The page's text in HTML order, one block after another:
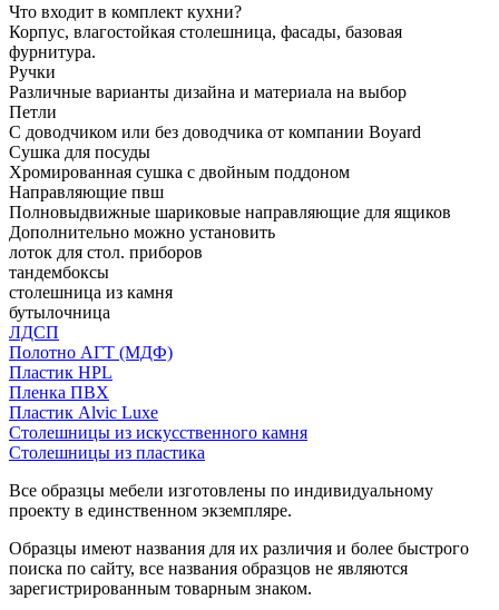
Что входит в комплект кухни?
Корпус, влагостойкая столешница, фасады, базовая
фурнитура.
Ручки
Различные варианты дизайна и материала на выбор
Петли
С доводчиком или без доводчика от компании Boyard
Сушка для посуды
Хромированная сушка с двойным поддоном
Направляющие пвш
Полновыдвижные шариковые направляющие для ящиков
Дополнительно можно установить
лоток для стол. приборов
тандембоксы
столешница из камня
бутылочница
ЛДСП
Полотно АГТ (МДФ)
Пластик HPL
Пленка ПВХ
Пластик Alvic Luxe
Столешницы из искусственного камня
Столешницы из пластика
Все образцы мебели изготовлены по индивидуальному
проекту в единственном экземпляре.
Образцы имеют названия для их различия и более быстрого
поиска по сайту, все названия образцов не являются
зарегистрированным товарным знаком.